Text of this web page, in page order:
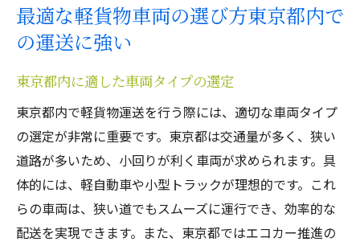
最適な軽貨物車両の選び方東京都内で
の運送に強い
東京都内に適した車両タイプの選定
東京都内で軽貨物運送を行う際には、適切な車両タイプ
の選定が非常に重要です。東京都は交通量が多く、狭い
道路が多いため、小回りが利く車両が求められます。具
体的には、軽自動車や小型トラックが理想的です。これ
らの車両は、狭い道でもスムーズに運行でき、効率的な
配送を実現できます。また、東京都ではエコカー推進の